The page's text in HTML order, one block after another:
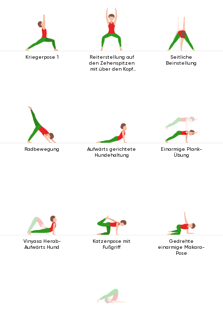
Kriegerpose 1
Reiterstellung auf
den Zehenspitzen
mit über den Kopf
Seitliche
Beinstellung
Radbewegung
Aufwärts gerichtete
Hundehaltung
Einarmige Plank-
Übung
Vinyasa Herab-
Aufwärts Hund
Katzenpose mit
Fußgriff
Gedrehte
einarmige Makara-
Pose